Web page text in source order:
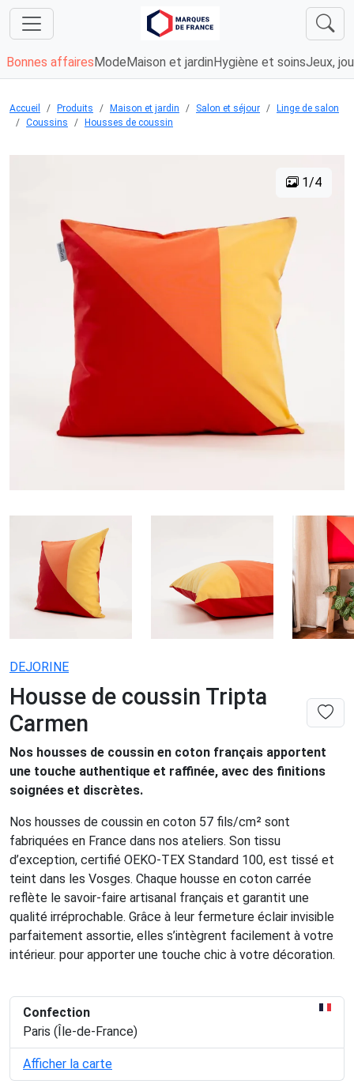
Bonnes affaires Mode Maison et jardin Hygiène et soinsJeux,
Accueil Produits Maison et jardin Salon et séjour
Linge de salon
Coussins
Housses de coussin
1/4
DEJORINE
Housse de coussin Tripta
Carmen
Nos housses de coussin en coton français apportent
une touche authentique et raffinée, avec des finitions
soignées et discrètes.
Nos housses de coussin en coton 57 fils/cm² sont
fabriquées en France dans nos ateliers. Son tissu
d’exception, certifié OEKO-TEX Standard 100, est tissé et
teint dans les Vosges. Chaque housse en coton carrée
reflète le savoir-faire artisanal français et garantit une
qualité irréprochable. Grâce à leur fermeture éclair invisible
parfaitement assortie, elles s’intègrent facilement à votre
intérieur. pour apporter une touche chic à votre décoration.
Confection
Paris (Île-de-France)
Afficher la carte